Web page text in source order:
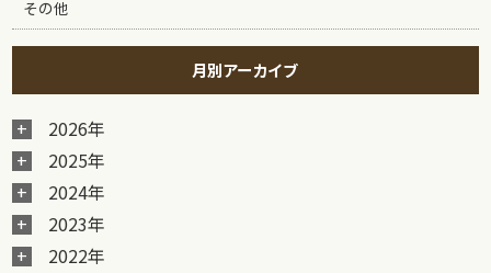
その他
月別アーカイブ
2026年
2025年
2024年
2023年
2022年